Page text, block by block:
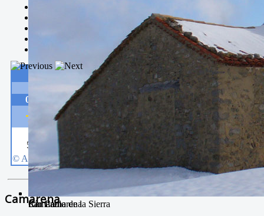
Camarena de la Sierra
Río Camarena
San Pablo
La estación de esquí de Javalambre abrirán este sábado
Larga vida a las escuelas
Camarena